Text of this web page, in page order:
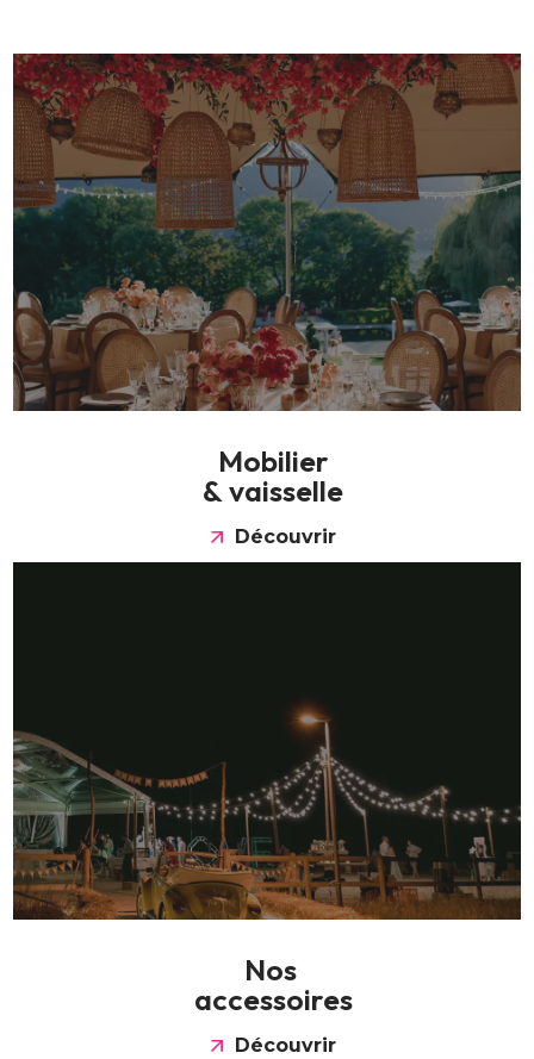
Mobilier
&vaisselle
Découvrir
Nos
accessoires
Découvrir